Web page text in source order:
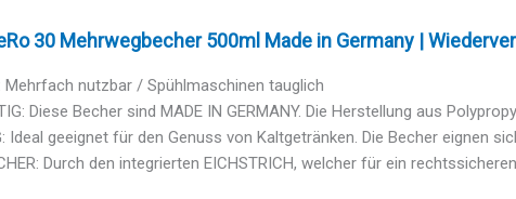
30 Mehrwegbecher 500ml Made in Germany |
Mehrfach nutzbar / Spühlmaschinen tauglich
Diese Becher sind MADE IN GERMANY. Die Herstellung aus
Ideal geeignet für den Genuss von Kaltgetränken. Die Becher eignen
Durch den integrierten EICHSTRICH, welcher für ein